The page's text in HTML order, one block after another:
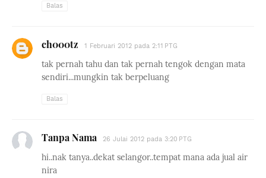
Balas
ch000tz 1 Februari 2012 pada 2:11 PTG
tak pernah tahu dan tak pernah tengok dengan mata
sendiri...mungkin tak berpeluang
Balas
Tanpa Nama 26 Julai 2012 pada 3:20 PTG
hi..nak tanya..dekat selangor..tempat mana ada jual air
nira